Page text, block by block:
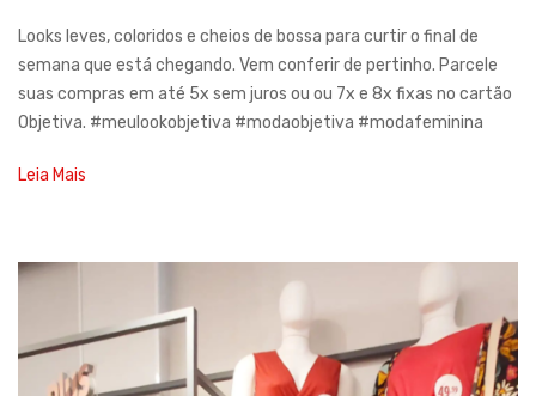
Looks leves, coloridos e cheios de bossa para curtir o final de
semana que está chegando. Vem conferir de pertinho. Parcele
suas compras em até 5x sem juros ou ou 7x e 8x fixas no cartão
Objetiva. #meulookobjetiva #modaobjetiva #modafeminina
Leia Mais